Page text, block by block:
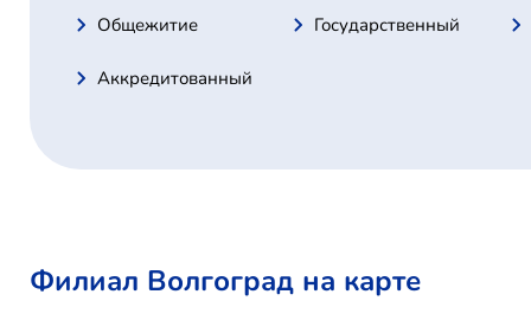
Общежитие Государственный
Аккредитованный
Филиал Волгоград на карте